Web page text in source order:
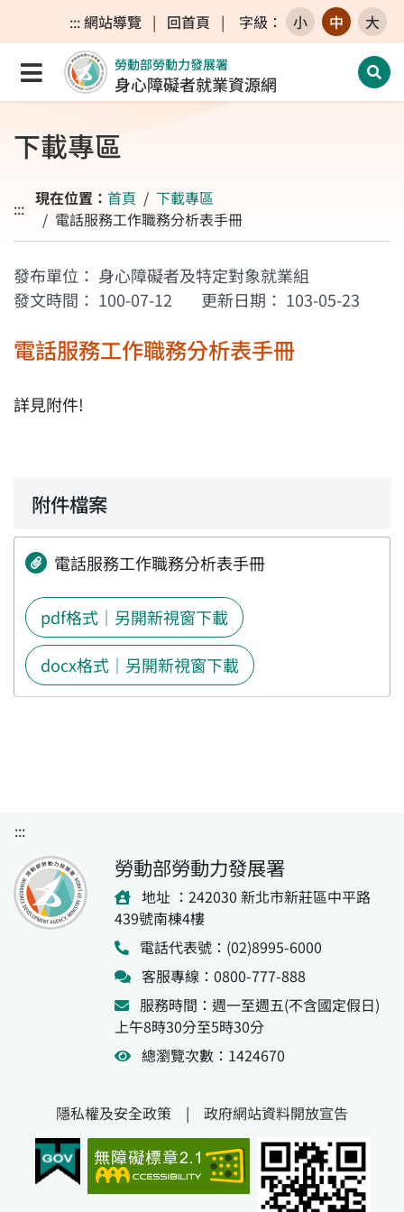
跳至主要內容區
跳至主要選單
跳至網站搜尋
:::網站導覽 | 回首頁 | 字級 ： 小 中 大
點選開啟選單
勞動部勞動力發展署
身心障礙者就業資源網 開
下載專區
::: 現在位置： 首頁
下載專區
電話服務工作職務分析表手冊
發布單位： 身心障礙者及特定對象就業組
發文時間： 100-07-12 更新日期： 103-05-23
電話服務工作職務分析表手冊
詳見附件!
附件檔案
電話服務工作職務分析表手冊
pdf格式｜另開新視窗下載
docx格式｜另開新視窗下載
:::
勞動部勞動力發展署
地址 ：242030 新北市新莊區中平路
439號南棟4樓
電話代表號：(02)8995-6000
客服專線：0800-777-888
服務時間：週一至週五(不含國定假日)
上午8時30分至5時30分
總瀏覽次數：1424670
隱私權及安全政策 | 政府網站資料開放宣告